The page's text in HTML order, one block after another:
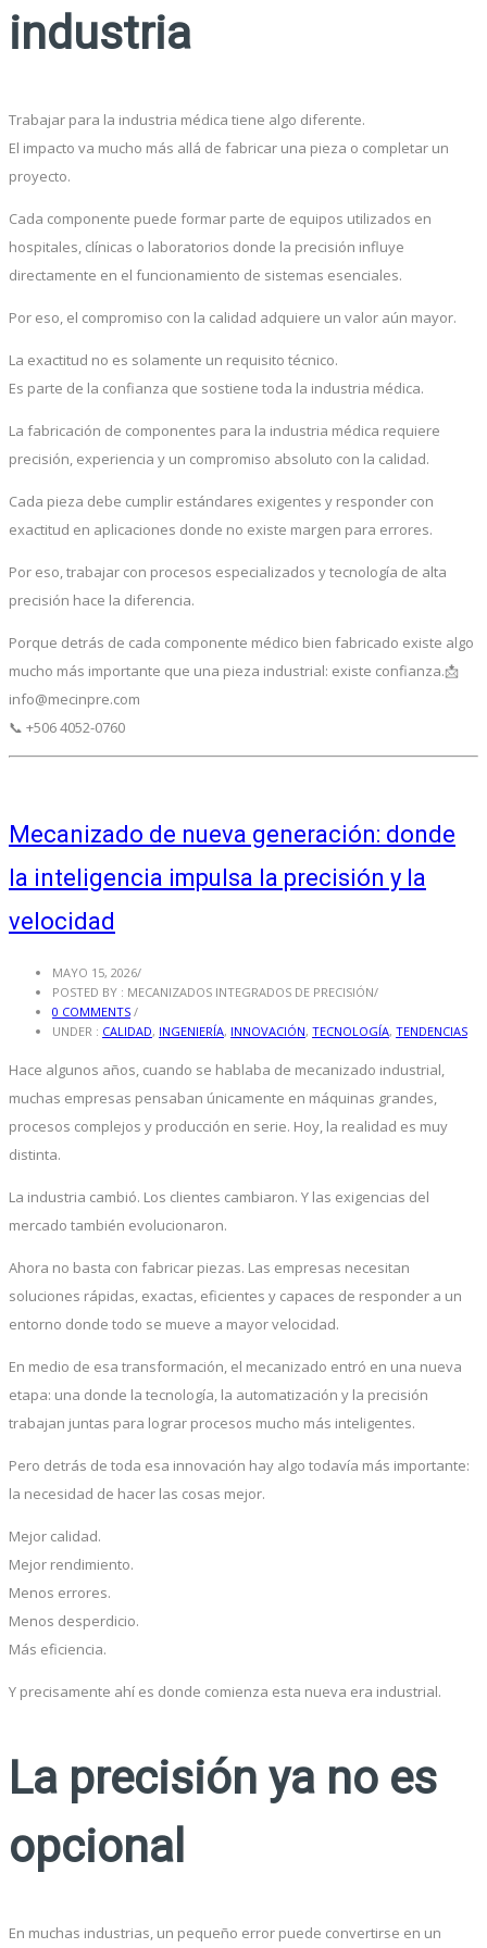
industria
Trabajar para la industria médica tiene algo diferente.
El impacto va mucho más allá de fabricar una pieza o completar un
proyecto.
Cada componente puede formar parte de equipos utilizados en
hospitales, clínicas o laboratorios donde la precisión influye
directamente en el funcionamiento de sistemas esenciales.
Por eso, el compromiso con la calidad adquiere un valor aún mayor.
La exactitud no es solamente un requisito técnico.
Es parte de la confianza que sostiene toda la industria médica.
La fabricación de componentes para la industria médica requiere
precisión, experiencia y un compromiso absoluto con la calidad.
Cada pieza debe cumplir estándares exigentes y responder con
exactitud en aplicaciones donde no existe margen para errores.
Por eso, trabajar con procesos especializados y tecnología de alta
precisión hace la diferencia.
Porque detrás de cada componente médico bien fabricado existe algo
mucho más importante que una pieza industrial: existe confianza.📩
info@mecinpre.com
📞 +506 4052-0760
Mecanizado de nueva generación: donde
la inteligencia impulsa la precisión y la
velocidad
MAYO 15, 2026/
POSTED BY : MECANIZADOS INTEGRADOS DE PRECISIÓN/
0 COMMENTS /
UNDER : CALIDAD, INGENIERÍA, INNOVACIÓN, TECNOLOGÍA, TENDENCIAS
Hace algunos años, cuando se hablaba de mecanizado industrial,
muchas empresas pensaban únicamente en máquinas grandes,
procesos complejos y producción en serie. Hoy, la realidad es muy
distinta.
La industria cambió. Los clientes cambiaron. Y las exigencias del
mercado también evolucionaron.
Ahora no basta con fabricar piezas. Las empresas necesitan
soluciones rápidas, exactas, eficientes y capaces de responder a un
entorno donde todo se mueve a mayor velocidad.
En medio de esa transformación, el mecanizado entró en una nueva
etapa: una donde la tecnología, la automatización y la precisión
trabajan juntas para lograr procesos mucho más inteligentes.
Pero detrás de toda esa innovación hay algo todavía más importante:
la necesidad de hacer las cosas mejor.
Mejor calidad.
Mejor rendimiento.
Menos errores.
Menos desperdicio.
Más eficiencia.
Y precisamente ahí es donde comienza esta nueva era industrial.
La precisión ya no es
opcional
En muchas industrias, un pequeño error puede convertirse en un